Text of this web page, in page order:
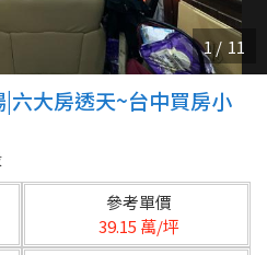
區域
六大房透天~台中買房小
參考單價
39.15 萬/坪